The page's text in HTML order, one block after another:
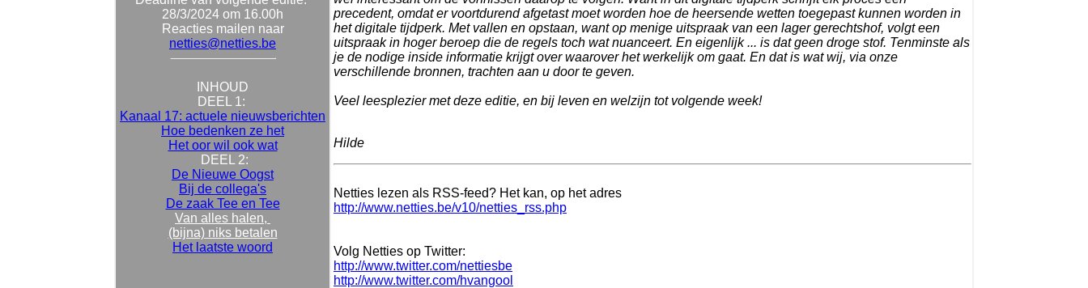
28/3/2024 om 16.00h
Reacties mailen naar
netties@netties.be
INHOUD
DEEL 1:
Kanaal 17: actuele nieuwsberichten
Hoe bedenken ze het
Het oor wil ook wat
DEEL 2:
De Nieuwe Oogst
Bij de collega's
De zaak Tee en Tee
Van alles halen,
(bijna) niks betalen
Het laatste woord
precedent, omdat er voortdurend afgetast moet worden hoe de heersende wetten toegepast kunnen worden in
het digitale tijdperk. Met vallen en opstaan, want op menige uitspraak van een lager gerechtshof, volgt een
uitspraak in hoger beroep die de regels toch wat nuanceert. En eigenlijk ... is dat geen droge stof. Tenminste als
je de nodige inside informatie krijgt over waarover het werkelijk om gaat. En dat is wat wij, via onze
verschillende bronnen, trachten aan u door te geven.
Veel leesplezier met deze editie, en bij leven en welzijn tot volgende week!
Hilde
Netties lezen als RSS-feed? Het kan, op het adres
http://www.netties.be/v10/netties_rss.php
Volg Netties op Twitter:
http://www.twitter.com/nettiesbe
http://www.twitter.com/hvangool